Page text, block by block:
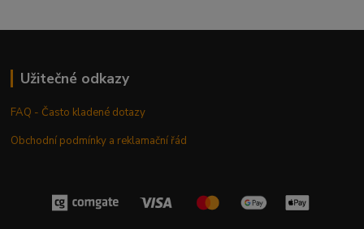
Užitečné odkazy
FAQ - Často kladené dotazy
Obchodní podmínky a reklamační řád